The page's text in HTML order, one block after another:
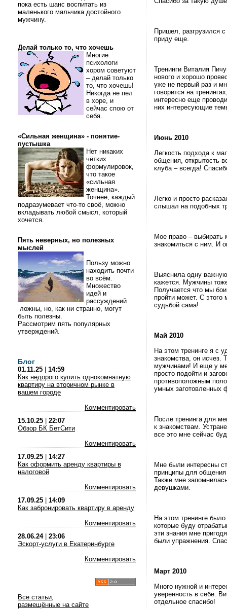
пока есть шанс воспитать из
маленького мальчика достойного
мужчину.
Делай только то, что хочешь
Многие
психологи
хором советуют
– делай только
то, что хочешь!
Никогда не пел
в хоре, и
сейчас спою от
себя.
«Сильная женщина» - понятие-
пустышка
Нет никаких
чётких
формулировок,
что такое
«сильная
женщина».
Точнее, каждый
подразумевает что-то своё, можно
вкладывать любой смысл, который
хочется.
Пять неверных, но полезных
мыслей
Пользу можно
находить почти
во всём.
Множество
идей и
рассуждений
ложны, но, как ни странно, могут
быть полезны.
Рассмотрим пять популярных
утверждений.
Блог
01.11.25
14:59
Как недорого купить однокомнатную
квартиру на вторичном рынке в
вашем городе
Комментировать
15.10.25
22:07
Обзор БК БетСити
Комментировать
17.09.25
14:27
Как оформить аренду квартиры в
налоговой
Комментировать
17.09.25
14:09
Как забронировать квартиру в аренду
Комментировать
28.06.24| 23:06
Эскорт-услуги в Екатеринбурге
Комментировать
Все статьи,
размещённые на сайте
Пришел, разгрузился
приду еще.
Тренинги Виталия
нового и хорошо
уже не первый раз и
говорится на
интересно еще
них интересующие
Июнь 2010
Легкость подхода к
общения, открытость
клуба – всегда!
Легко и просто
слышал на подобных
Мое право – выбирать
знакомиться с ним. И
Выяснила одну
кажется. Мужчины
Получается что мы
пройти может. С этого
судьбой сама!
Май 2010
На этом тренинге я с
знакомства, он исчез.
мужчинами! И еще у
просто подойти и
противоположным
умных заготовленных
После тренинга для
к знакомствам.
все это мне сейчас
Мне были интересны
принципы для
Также мне
девушками.
На этом тренинге
которые буду
эти знания мне
были упражнения.
Март 2010
Много нужной и
уверенность в себе.
отдельное спасибо!